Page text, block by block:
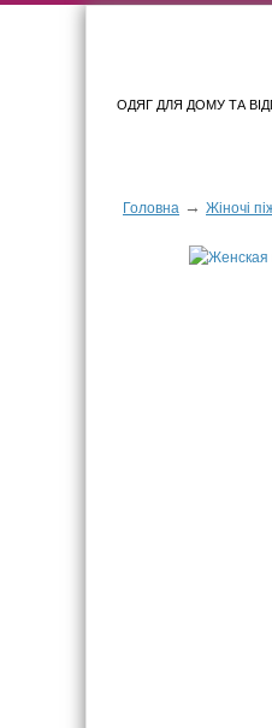
ОДЯГ ДЛЯ ДОМУ ТА
Головна → Жіночі